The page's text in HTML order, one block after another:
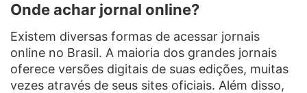
Onde achar jornal online?
Existem diversas formas de acessar jornais
online no Brasil. A maioria dos grandes jornais
oferece versões digitais de suas edições, muitas
vezes através de seus sites oficiais. Além disso,